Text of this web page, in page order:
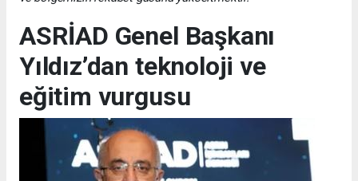
ASRİAD Genel Başkanı
Yıldız’dan teknoloji ve
eğitim vurgusu